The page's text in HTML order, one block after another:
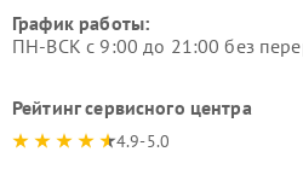
График работы:
ПН-ВСК с 9:00 до 21:00 без
Рейтинг сервисного центра
4.9-5.0